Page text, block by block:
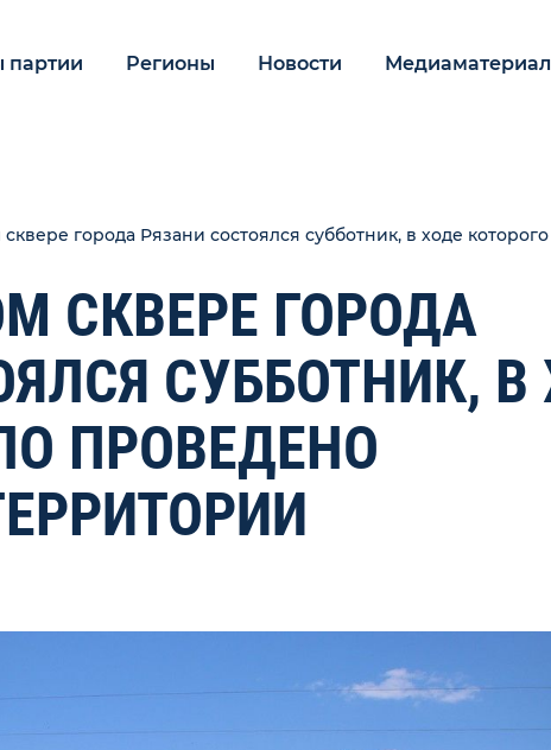
партии Регионы Новости
города Рязани состоялся субботник, в ходе
СКВЕРЕ ГОРОДА
СУББОТНИК, В
ПРОВЕДЕНО